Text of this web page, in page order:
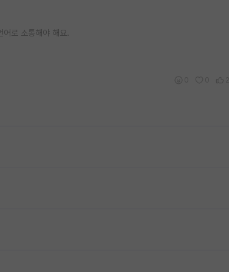
로 소통해야 해요.